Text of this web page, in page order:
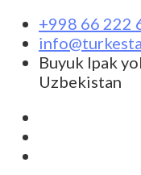
+998 66 222
Buyuk Ipak
Uzbekistan